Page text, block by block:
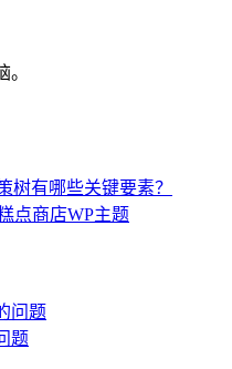
树有哪些关键要素？
点商店WP主题
题